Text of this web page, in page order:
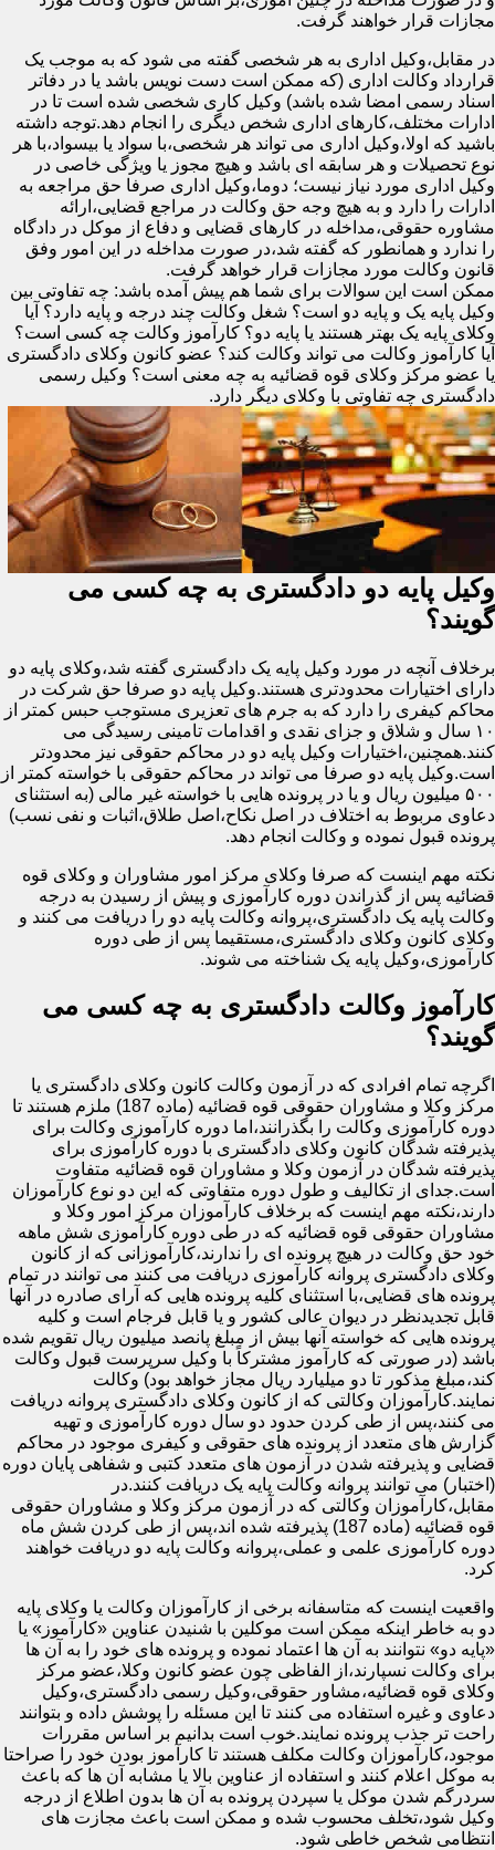
مجازات قرار خواهند گرفت.
در مقابل،وکیل اداری به هر شخصی گفته می شود که به موجب یک
قرارداد وکالت اداری (که ممکن است دست نویس باشد یا در دفاتر
اسناد رسمی امضا شده باشد) وکیل کاری شخصی شده است تا در
ادارات مختلف،کارهای اداری شخص دیگری را انجام دهد.توجه داشته
باشید که اولا،وکیل اداری می تواند هر شخصی،با سواد یا بیسواد،با هر
نوع تحصیلات و هر سابقه ای باشد و هیچ مجوز یا ویژگی خاصی در
وکیل اداری مورد نیاز نیست؛ دوما،وکیل اداری صرفا حق مراجعه به
ادارات را دارد و به هیچ وجه حق وکالت در مراجع قضایی،ارائه
مشاوره حقوقی،مداخله در کارهای قضایی و دفاع از موکل در دادگاه
را ندارد و همانطور که گفته شد،در صورت مداخله در این امور وفق
قانون وکالت مورد مجازات قرار خواهد گرفت.
ممکن است این سوالات برای شما هم پیش آمده باشد: چه تفاوتی بین
وکیل پایه یک و پایه دو است؟ شغل وکالت چند درجه و پایه دارد؟ آیا
وکلای پایه یک بهتر هستند یا پایه دو؟ کارآموز وکالت چه کسی است؟
آیا کارآموز وکالت می تواند وکالت کند؟ عضو کانون وکلای دادگستری
یا عضو مرکز وکلای قوه قضائیه به چه معنی است؟ وکیل رسمی
دادگستری چه تفاوتی با وکلای دیگر دارد.
وکیل پایه دو دادگستری به چه کسی می
گویند؟
برخلاف آنچه در مورد وکیل پایه یک دادگستری گفته شد،وکلای پایه دو
دارای اختیارات محدودتری هستند.وکیل پایه دو صرفا حق شرکت در
محاکم کیفری را دارد که به جرم های تعزیری مستوجب حبس کمتر از
۱۰ سال و شلاق و جزای نقدی و اقدامات تامینی رسیدگی می
کنند.همچنین،اختیارات وکیل پایه دو در محاکم حقوقی نیز محدودتر
است.وکیل پایه دو صرفا می تواند در محاکم حقوقی با خواسته کمتر از
۵۰۰ میلیون ریال و یا در پرونده هایی با خواسته غیر مالی (به استثنای
دعاوی مربوط به اختلاف در اصل نکاح،اصل طلاق،اثبات و نفی نسب)
پرونده قبول نموده و وکالت انجام دهد.
نکته مهم اینست که صرفا وکلای مرکز امور مشاوران و وکلای قوه
قضائیه پس از گذراندن دوره کارآموزی و پیش از رسیدن به درجه
وکالت پایه یک دادگستری،پروانه وکالت پایه دو را دریافت می کنند و
وکلای کانون وکلای دادگستری،مستقیما پس از طی دوره
کارآموزی،وکیل پایه یک شناخته می شوند.
کارآموز وکالت دادگستری به چه کسی می
گویند؟
اگرچه تمام افرادی که در آزمون وکالت کانون وکلای دادگستری یا
مرکز وکلا و مشاوران حقوقی قوه قضائیه (ماده 187) ملزم هستند تا
دوره کارآموزی وکالت را بگذرانند،اما دوره کارآموزی وکالت برای
پذیرفته شدگان کانون وکلای دادگستری با دوره کارآموزی برای
پذیرفته شدگان در آزمون وکلا و مشاوران قوه قضائیه متفاوت
است.جدای از تکالیف و طول دوره متفاوتی که این دو نوع کارآموزان
دارند،نکته مهم اینست که برخلاف کارآموزان مرکز امور وکلا و
مشاوران حقوقی قوه قضائیه که در طی دوره کارآموزی شش ماهه
خود حق وکالت در هیچ پرونده ای را ندارند،کارآموزانی که از کانون
وکلای دادگستری پروانه کارآموزی دریافت می کنند می توانند در تمام
پرونده های قضایی،با استثنای کلیه پرونده هایی که آرای صادره در آنها
قابل تجدیدنظر در دیوان عالی کشور و یا قابل فرجام است و کلیه
پرونده هایی که خواسته آنها بیش از مبلغ پانصد میلیون ریال تقویم شده
باشد (در صورتی که کارآموز مشترکاً با وکیل سرپرست قبول وکالت
کند،مبلغ مذکور تا دو میلیارد ریال مجاز خواهد بود) وکالت
نمایند.کارآموزان وکالتی که از کانون وکلای دادگستری پروانه دریافت
می کنند،پس از طی کردن حدود دو سال دوره کارآموزی و تهیه
گزارش های متعدد از پرونده های حقوقی و کیفری موجود در محاکم
قضایی و پذیرفته شدن در آزمون های متعدد کتبی و شفاهی پایان دوره
(اختبار) می توانند پروانه وکالت پایه یک دریافت کنند.در
مقابل،کارآموزان وکالتی که در آزمون مرکز وکلا و مشاوران حقوقی
قوه قضائیه (ماده 187) پذیرفته شده اند،پس از طی کردن شش ماه
دوره کارآموزی علمی و عملی،پروانه وکالت پایه دو دریافت خواهند
کرد.
واقعیت اینست که متاسفانه برخی از کارآموزان وکالت یا وکلای پایه
دو به خاطر اینکه ممکن است موکلین با شنیدن عناوین «کارآموز» یا
«پایه دو» نتوانند به آن ها اعتماد نموده و پرونده های خود را به آن ها
برای وکالت نسپارند،از الفاظی چون عضو کانون وکلا،عضو مرکز
وکلای قوه قضائیه،مشاور حقوقی،وکیل رسمی دادگستری،وکیل
دعاوی و غیره استفاده می کنند تا این مسئله را پوشش داده و بتوانند
راحت تر جذب پرونده نمایند.خوب است بدانیم بر اساس مقررات
موجود،کارآموزان وکالت مکلف هستند تا کارآموز بودن خود را صراحتا
به موکل اعلام کنند و استفاده از عناوین بالا یا مشابه آن ها که باعث
سردرگم شدن موکل یا سپردن پرونده به آن ها بدون اطلاع از درجه
وکیل شود،تخلف محسوب شده و ممکن است باعث مجازت های
انتظامی شخص خاطی شود.